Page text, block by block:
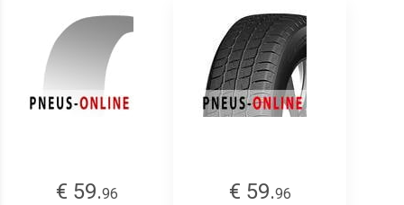
€ 59.96
€ 59.96